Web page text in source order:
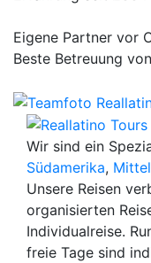
Eigene Partner vor
Beste Betreuung
Wir sind ein
Südamerika,
Unsere Reisen
organisierten
Individualreise.
freie Tage sind